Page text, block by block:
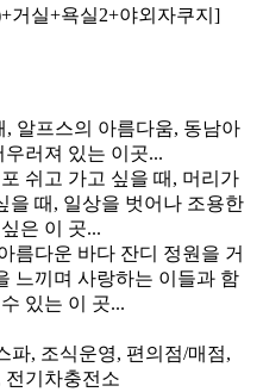
거실+욕실2+야외자쿠지]
, 알프스의 아름다움, 동남아
러져 있는 이곳...
쉬고 가고 싶을 때, 머리가
을 때, 일상을 벗어나 조용한
은 이 곳...
름다운 바다 잔디 정원을 거
느끼며 사랑하는 이들과 함
있는 이 곳...
파, 조식운영, 편의점/매점,
전기차충전소